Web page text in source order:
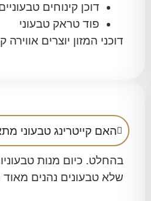
דוכן קינוחים
פוד טראק טבעוני
דוכני המזון יוצרים
האם קייטרינג טבעוני
בהחלט. כיום מנות
שלא טבעונים נהנים